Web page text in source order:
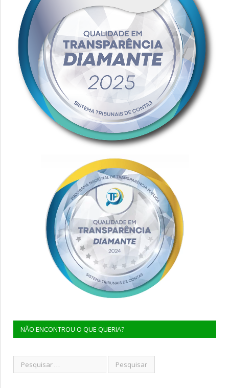
NÃO ENCONTROU O QUE QUERIA?